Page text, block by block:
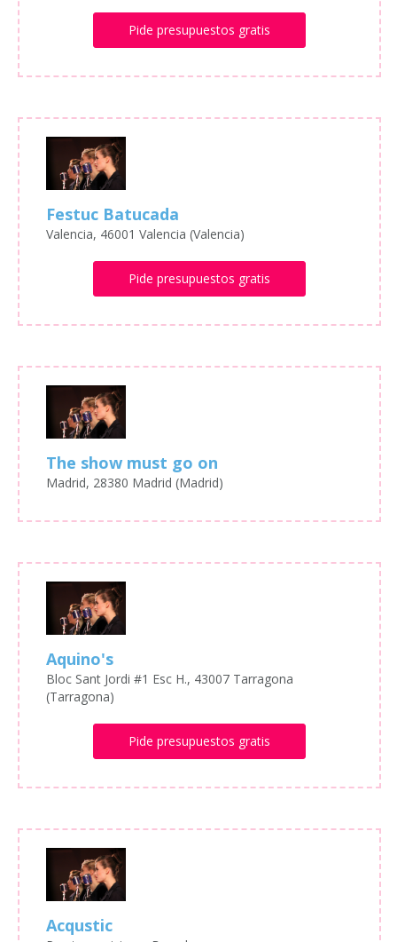
Pide presupuestos gratis
Festuc Batucada
Valencia, 46001 Valencia (Valencia)
Pide presupuestos gratis
The show must go on
Madrid, 28380 Madrid (Madrid)
Aquino's
Bloc Sant Jordi #1 Esc H., 43007 Tarragona
(Tarragona)
Pide presupuestos gratis
Acqustic